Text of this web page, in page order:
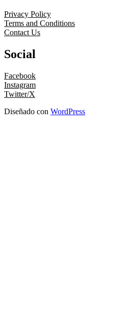
Privacy Policy
Terms and Conditions
Contact Us
Social
Facebook
Instagram
Twitter/X
Diseñado con WordPress